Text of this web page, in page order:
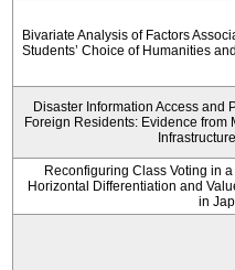
Bivariate Analysis of Factors
Students’ Choice of Humanities
Disaster Information Access and
Foreign Residents: Evidence
Reconfiguring Class Voting in
Horizontal Differentiation and
in